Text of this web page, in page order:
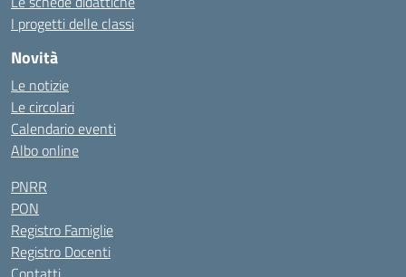
I progetti delle classi
Novità
Le notizie
Le circolari
Calendario eventi
Albo online
PNRR
PON
Registro Famiglie
Registro Docenti